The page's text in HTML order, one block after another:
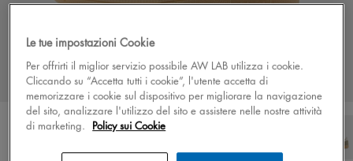
Le tue impostazioni Cookie
Per offrirti il miglior servizio possibile AW LAB utilizza i cookie.
Cliccando su “Accetta tutti i cookie”, l'utente accetta di
memorizzare i cookie sul dispositivo per migliorare la navigazione
del sito, analizzare l'utilizzo del sito e assistere nelle nostre attività
di marketing. Policy sui Cookie